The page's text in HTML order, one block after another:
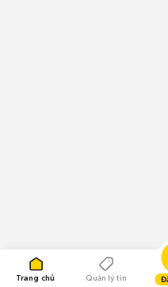
Trang chủ Quản lý tin